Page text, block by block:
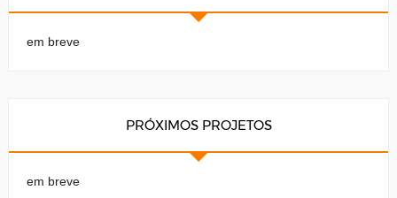
em breve
PRÓXIMOS PROJETOS
em breve